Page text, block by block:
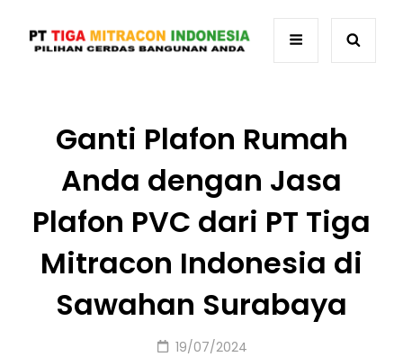
Ganti Plafon Rumah
Anda dengan Jasa
Plafon PVC dari PT Tiga
Mitracon Indonesia di
Sawahan Surabaya
Posted
19/07/2024